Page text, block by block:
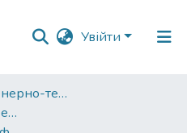
Увійти
Факультет інженерно-технологічний
Кафедра механічної та електричної інженерії